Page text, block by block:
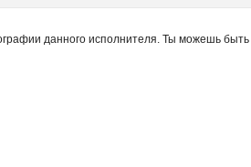
данного исполнителя. Ты можешь